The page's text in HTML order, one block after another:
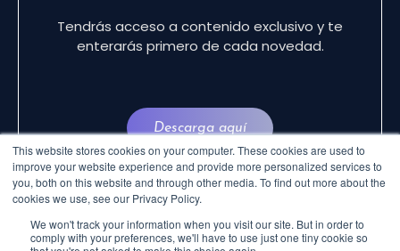
This website stores cookies on your computer. These cookies are used to
improve your website experience and provide more personalized services to
you, both on this website and through other media. To find out more about the
cookies we use, see our Privacy Policy.
We won't track your information when you visit our site. But in order to
comply with your preferences, we'll have to use just one tiny cookie so
Tendrás acceso a contenido exclusivo y te
enterarás primero de cada novedad.
Descarga aquí